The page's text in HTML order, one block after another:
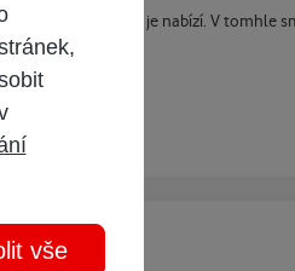
a jaký operátor je nabízí. V tomhle
vše